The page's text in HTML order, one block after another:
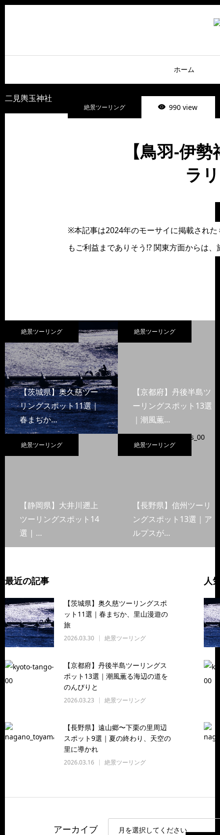
ホーム
二見輿玉神社
絶景ツーリング
990 view
【鳥羽-伊
ラ
※本記事は2024年のモーサイに掲載され
もご利益までありそう!? 関東方面からは
絶景ツーリング
【茨城県】奥久慈ツー
リングスポット11選｜
春まぢか…
絶景ツーリング
【京都府】丹後半島ツ
ーリングスポット13選
｜潮風薫…
絶景ツーリング
【静岡県】大井川遡上
ツーリングスポット14
選 | …
絶景ツーリング
【長野県】信州ツーリ
ングスポット13選｜ア
ルプスが…
最近の記事
【茨城県】奥久慈ツーリングスポ
ット11選｜春まぢか、里山漫遊の
旅
2026.03.30 絶景ツーリング
【京都府】丹後半島ツーリングス
ポット13選｜潮風薫る海辺の道を
のんびりと
2026.03.23 絶景ツーリング
【長野県】遠山郷〜下栗の里周辺
スポット9選｜夏の終わり、天空の
里に導かれ
2026.03.16 絶景ツーリング
人
アーカイブ